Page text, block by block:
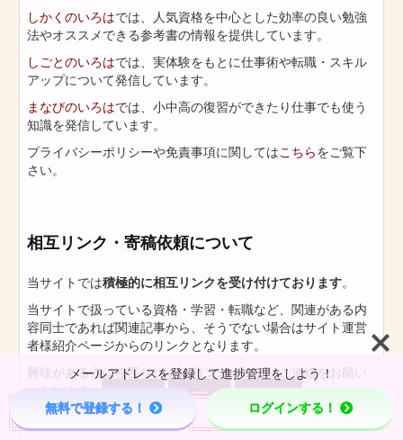
しかくのいろはでは、人気資格を中心とした効率の良い勉強
法やオススメできる参考書の情報を提供しています。
しごとのいろはでは、実体験をもとに仕事術や転職・スキル
アップについて発信しています。
まなびのいろはでは、小中高の復習ができたり仕事でも使う
知識を発信しています。
プライバシーポリシーや免責事項に関してはこちらをご覧下
さい。
相互リンク・寄稿依頼について
当サイトでは積極的に相互リンクを受け付けております。
当サイトで扱っている資格・学習・転職など、関連がある内
容同士であれば関連記事から、そうでない場合はサイト運営
者様紹介ページからのリンクとなります。
興味がある方は相互リンク依頼フォームよりご連絡をお願い
いたします。
Home

Page Top
メールアドレスを登録して進捗管理をしよう！
無料で登録する！ ログインする！